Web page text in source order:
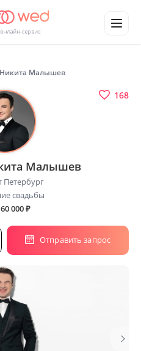
Малышев
168
Малышев
Петербург
свадьбы
000₽
Отправить запрос